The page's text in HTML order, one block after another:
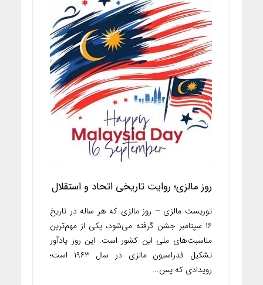
روز مالزی؛ روایت تاریخی اتحاد و استقلال
توریست مالزی – روز مالزی که هر ساله در تاریخ
۱۶ سپتامبر جشن گرفته می‌شود، یکی از مهم‌ترین
مناسبت‌های ملی این کشور است. این روز یادآور
تشکیل فدراسیون مالزی در سال ۱۹۶۳ است؛
رویدادی که پس...